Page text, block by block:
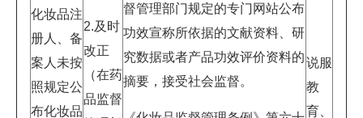
化妆品注
册人、备
案人未按
照规定公
布化妆品
2.及时
改正
（在药
品监督
督管理部门规定的专门网站公布
功效宣称所依据的文献资料、研
究数据或者产品功效评价资料的
摘要，接受社会监督。
说服
教
育、